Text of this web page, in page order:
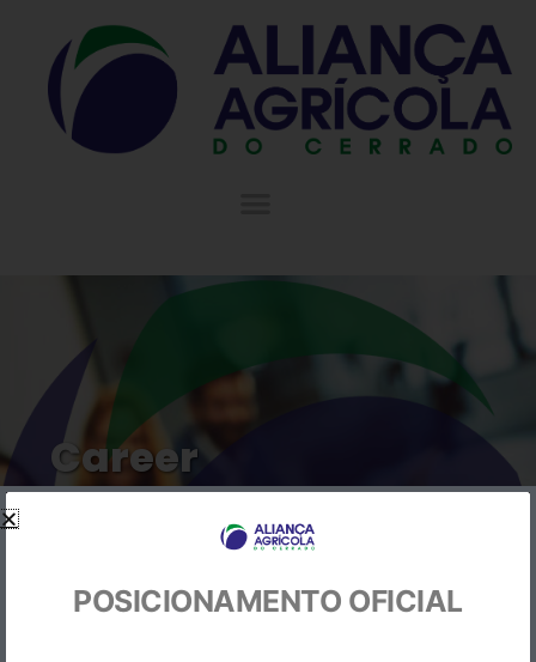
Career
Join the Aliança Agrícola do Cerrado
POSICIONAMENTO OFICIAL